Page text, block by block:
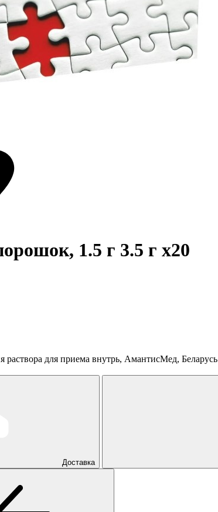
1.5 г 3.5 г x20
раствора для приема внутрь, АмантисМед, Беларусь
Доставка